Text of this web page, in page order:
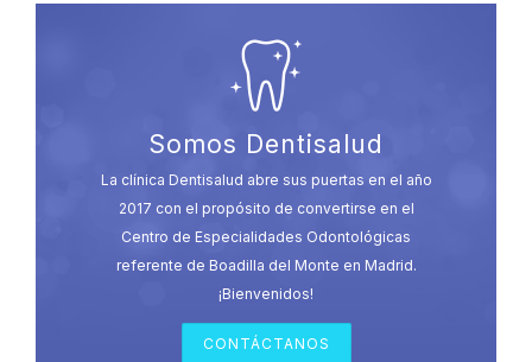
Somos Dentisalud
La clínica Dentisalud abre sus puertas en el año
2017 con el propósito de convertirse en el
Centro de Especialidades Odontológicas
referente de Boadilla del Monte en Madrid.
¡Bienvenidos!
CONTÁCTANOS